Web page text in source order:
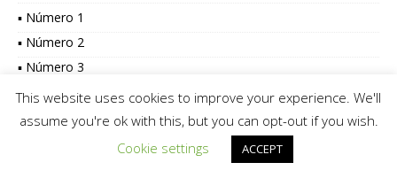
▪ Número 1
▪ Número 2
▪ Número 3
▪ Número 4
▪ Número 5
This website uses cookies to improve your experience. We'll
assume you're ok with this, but you can opt-out if you wish.
Cookie settings
ACCEPT